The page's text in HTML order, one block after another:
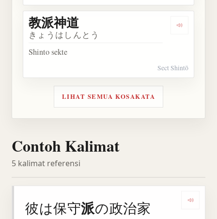
Dengarkan
教派神道
きょうはしんとう
Shinto sekte
Sect Shintō
LIHAT SEMUA KOSAKATA
Contoh Kalimat
5 kalimat referensi
彼は保守派の政治家